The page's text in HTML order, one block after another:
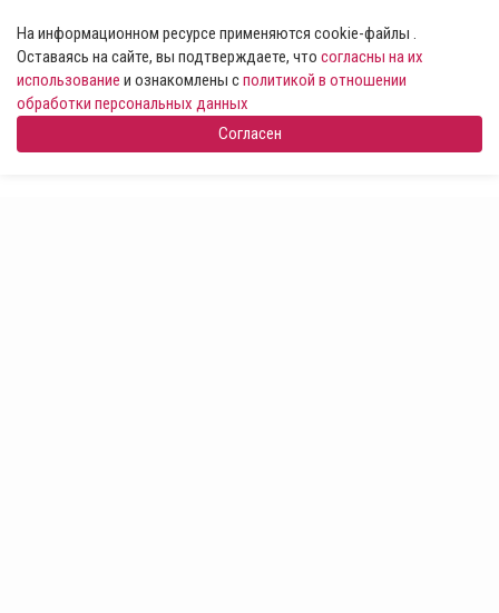
На информационном ресурсе применяются cookie-файлы .
Оставаясь на сайте, вы подтверждаете, что согласны на их
использование и ознакомлены сполитикой в отношении
обработки персональных данных
Согласен